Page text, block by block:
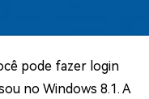
pode fazer login
no Windows 8.1. A